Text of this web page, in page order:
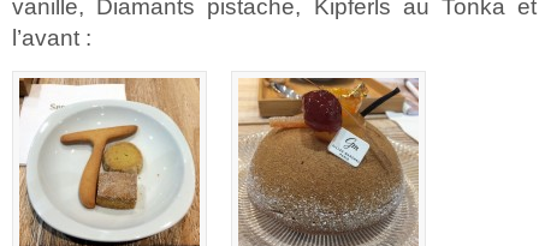
vanille, Diamants pistache, Kipferls au Tonka
l’avant :